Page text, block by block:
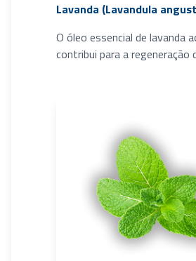
Lavanda (Lavandula
O óleo essencial de lavanda
contribui para a regeneração